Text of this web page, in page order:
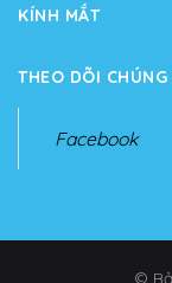
KÍNH MẮT
THEO DÕI CHÚNG
Facebook
©